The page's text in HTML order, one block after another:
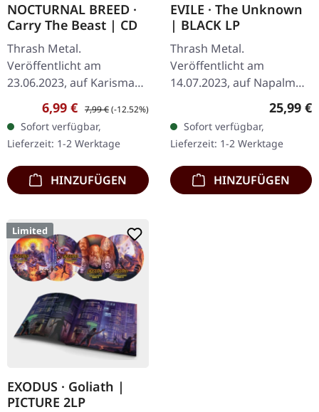
NOCTURNAL BREED ·
Carry The Beast | CD
Thrash Metal.
Veröffentlicht am
23.06.2023, auf Karisma
Records. CD im Standard-
Jewelcase. Enthält 3
Bonustracks. Nocturnal
Breed kehren mit „Carry…
Verkaufspreis:
6,99 € Regulärer Preis:
7,99 €(-12.52%)
Sofort verfügbar,
Lieferzeit: 1-2 Werktage
HINZUFÜGEN
EVILE · The Unknown
| BLACK LP
Thrash Metal.
Veröffentlicht am
14.07.2023, auf Napalm
Records. Schwarzes Vinyl
im Gatefold-Cover. Evile
kehren mit ihrem
sechsten Studioalbum
"The…
25,99 €
Sofort verfügbar,
Lieferzeit: 1-2 Werktage
HINZUFÜGEN
Limited
EXODUS · Goliath |
PICTURE 2LP